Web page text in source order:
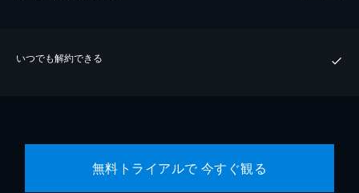
いつでも解約できる
無料トライアルで 今すぐ観る